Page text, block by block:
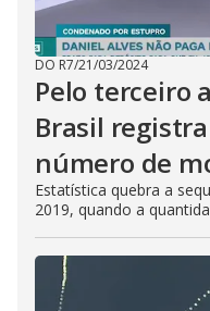
DO R7/21/03/2024
Pelo terceiro
Brasil
número de
Estatística quebra a
2019, quando a